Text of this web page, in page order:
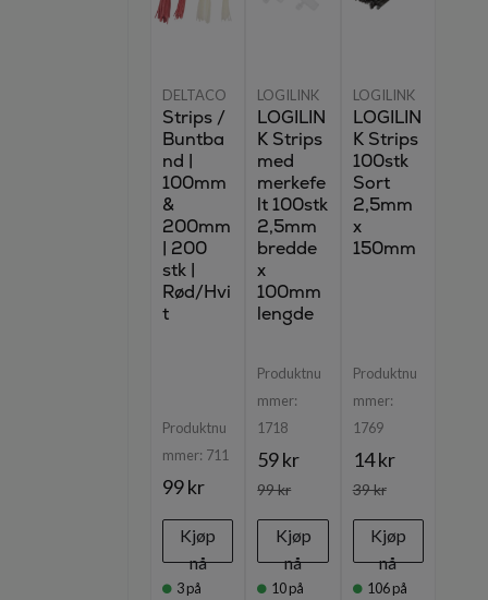
DELTACO
Strips /
Buntba
nd |
100mm
&
200mm
| 200
stk |
Rød/Hvi
t
Produktnu
mmer: 711
99 kr
Kjøp
nå
3på
LOGILINK
LOGILIN
K Strips
med
merkefe
lt 100stk
2,5mm
bredde
x
100mm
lengde
Produktnu
mmer:
1718
59 kr
99 kr
Kjøp
nå
10på
LOGILINK
LOGILIN
K Strips
100stk
Sort
2,5mm
x
150mm
Produktnu
mmer:
1769
14 kr
39 kr
Kjøp
nå
106 på